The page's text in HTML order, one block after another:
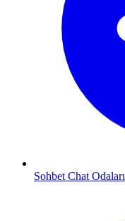
Sohbet Chat Odaları